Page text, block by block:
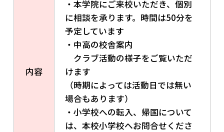
内容
・本学院にご来校いただき、個別
に相談を承ります。時間は50分を
予定しています
・中高の校舎案内
クラブ活動の様子をご覧いただ
けます
（時期によっては活動日では無い
場合もあります）
・小学校への転入、帰国について
は、本校小学校へお問合せくださ